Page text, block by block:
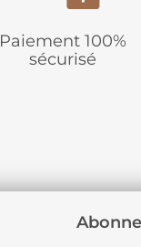
Paiement 100%
sécurisé